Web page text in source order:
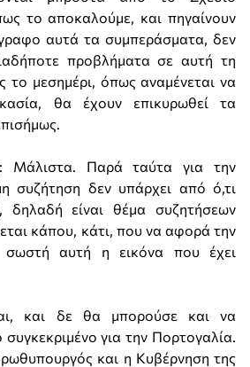
το αποκαλούμε, και πηγαίνουν
αυτά τα συμπεράσματα, δεν
προβλήματα σε αυτή τη
το μεσημέρι, όπως αναμένεται να
θα έχουν επικυρωθεί τα
: Μάλιστα. Παρά ταύτα για την
συζήτηση δεν υπάρχει από ό,τι
δηλαδή είναι θέμα συζητήσεων
κάπου, κάτι, που να αφορά την
σωστή αυτή η εικόνα που έχει
και δε θα μπορούσε και να
για την Πορτογαλία.
και η Κυβέρνηση της